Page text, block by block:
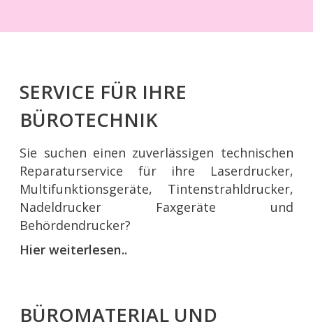
SERVICE FÜR IHRE
BÜROTECHNIK
Sie suchen einen zuverlässigen technischen
Reparaturservice für ihre Laserdrucker,
Multifunktionsgeräte, Tintenstrahldrucker,
Nadeldrucker Faxgeräte und
Behördendrucker?
Hier weiterlesen..
BÜROMATERIAL UND